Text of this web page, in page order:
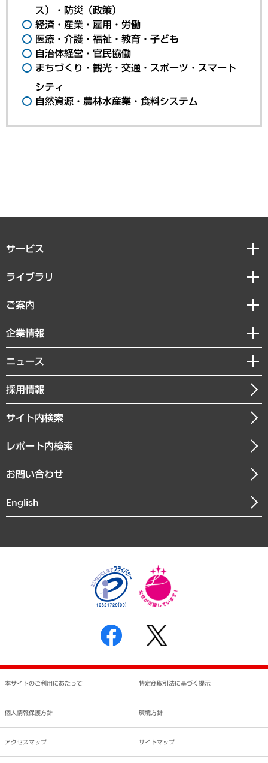
ス）・防災（政策）
経済・産業・雇用・労働
医療・介護・福祉・教育・子ども
自治体経営・官民協働
まちづくり・観光・交通・スポーツ・スマート
シティ
自然資源・農林水産業・食料システム
サービス
経営戦略
組織・人事戦略
デジタルイノベーション
共生・ダイバーシティ
GRC（ガバナンス・リスク・コンプライアンス）・防災（政策）
経済・産業・雇用・労働
まちづくり・観光・交通・スポーツ・スマートシティ
自然資源・農林水産業・食料システム
ライブラリ
経済調査
レポート
コラム
経営用語集
受託・受注実績（官公庁関連）
メディア掲載・出演
ご案内
セミナー・イベント情報
MUFGビジネスセミナー
受託案件情報
企業情報
私たちの想い
社長メッセージ
会社概要
沿革
組織図・本部部室紹介
インドネシア現地法人
個人情報保護方針
反社会的勢力に対する基本方針
書面による個人情報の開示等の請求の手続きについて
ニュース
ニュースリリース
お知らせ
採用情報
サイト内検索
レポート内検索
お問い合わせ
English
本サイトのご利用にあたって 特定商取引法に基づく提示
個人情報保護方針 環境方針
アクセスマップ サイトマップ